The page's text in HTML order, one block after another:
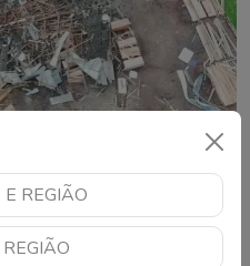
REGIÃO
Sul
com registros de
pelos fortes ventos